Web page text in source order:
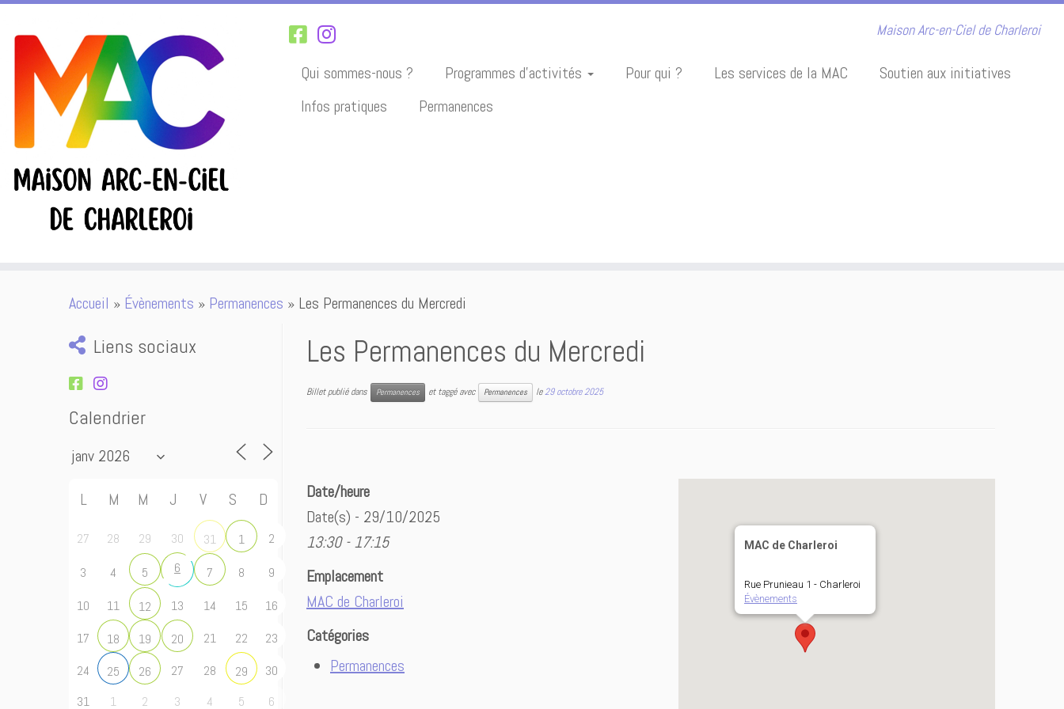
Maison Arc-en-Ciel de Charleroi
Qui sommes-nous ? Programmes d’activités Pour qui ? Les services de la MAC
Soutien aux initiatives
Infos pratiques
Permanences
Accueil » Évènements » Permanences » Les Permanences du Mercredi
Liens sociaux
Calendrier
L M M J V S D
27 28 29 30 31 1 2
3 4 5 6 7 8 9
10 11 12 13 14 15
16
17
18 19 20 21 22
23
24
25 26 27 28 29
30
31
1 2 3 4 5 6
Les Permanences du Mercredi
Billet publié dans Permanences et taggé avec Permanences le29 octobre 2025
MAC de Charleroi
Rue Prunieau 1 - Charleroi
Évènements
Date/heure
Date(s) - 29/10/2025
13:30 - 17:15
Emplacement
MAC de Charleroi
Catégories
Permanences